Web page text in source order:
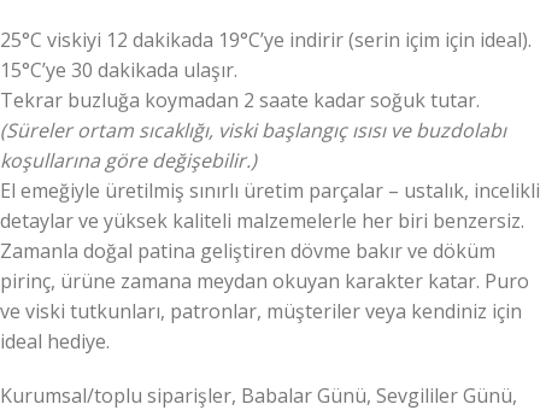
25°C viskiyi 12 dakikada 19°C’ye indirir (serin içim için ideal).
15°C’ye 30 dakikada ulaşır.
Tekrar buzluğa koymadan 2 saate kadar soğuk tutar.
(Süreler ortam sıcaklığı, viski başlangıç ısısı ve buzdolabı
koşullarına göre değişebilir.)
El emeğiyle üretilmiş sınırlı üretim parçalar – ustalık, incelikli
detaylar ve yüksek kaliteli malzemelerle her biri benzersiz.
Zamanla doğal patina geliştiren dövme bakır ve döküm
pirinç, ürüne zamana meydan okuyan karakter katar. Puro
ve viski tutkunları, patronlar, müşteriler veya kendiniz için
ideal hediye.
Kurumsal/toplu siparişler, Babalar Günü, Sevgililer Günü,